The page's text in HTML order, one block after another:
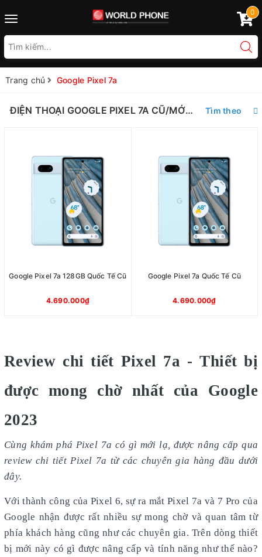
Toggle
0
Trang chủ Google Pixel 7a
ĐIỆN THOẠI GOOGLE PIXEL 7A CŨ/MỚI XÁCH TAY CHÍNH HÃNG Tìm theo
Google Pixel 7a 128GB Quốc Tế Cũ
4.690.000₫
Google Pixel 7a Quốc Tế Cũ
4.690.000₫
Review chi tiết Pixel 7a - Thiết bị
được mong chờ nhất của Google
2023
Cùng khám phá Pixel 7a có gì mới lạ, được nâng cấp qua
review chi tiết Pixel 7a từ các chuyên gia hàng đầu dưới
đây.
Với thành công của Pixel 6, sự ra mắt Pixel 7a và 7 Pro của
Google nhận được rất nhiều sự mong chờ và quan tâm từ
phía khách hàng cũng như các chuyên gia. Trên dòng thiết
bị mới này có gì được nâng cấp và tính năng như thế nào?